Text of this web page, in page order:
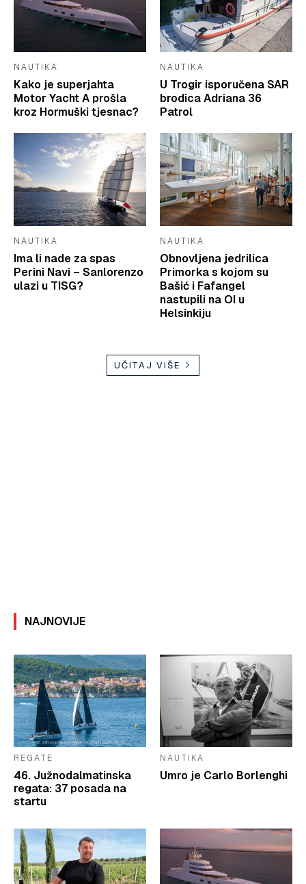
NAUTIKA
Kako je superjahta
Motor Yacht A prošla
kroz Hormuški tjesnac?
NAUTIKA
U Trogir isporučena SAR
brodica Adriana 36
Patrol
NAUTIKA
Ima li nade za spas
Perini Navi – Sanlorenzo
ulazi u TISG?
NAUTIKA
Obnovljena jedrilica
Primorka s kojom su
Bašić i Fafangel
nastupili na OI u
Helsinkiju
UČITAJ VIŠE
NAJNOVIJE
REGATE
46. Južnodalmatinska
regata: 37 posada na
startu
NAUTIKA
Umro je Carlo Borlenghi